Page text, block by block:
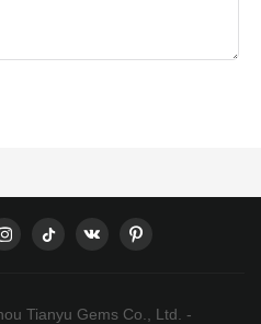
Tianyu Gems Co., Ltd. -